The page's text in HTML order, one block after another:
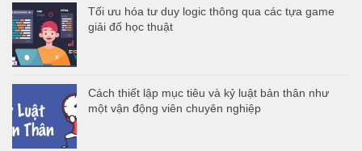
Tối ưu hóa tư duy logic thông qua các tựa game
giải đố học thuật
Cách thiết lập mục tiêu và kỷ luật bản thân như
một vận động viên chuyên nghiệp